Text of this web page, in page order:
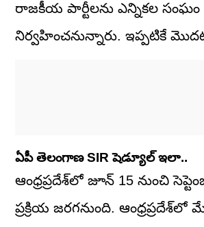
రాజకీయ పార్టీలను ఎన్నికల సంఘం
నిర్వహించనున్నారు. ఇప్పటికే మొదటి
ఏపీ తెలంగాణ SIR షెడ్యూల్ ఇలా..
ఆంధ్రప్రదేశ్‌లో జూన్ 15 నుంచి
ప్రక్రియ జరగనుంది. ఆంధ్రప్రదేశ్‌లో